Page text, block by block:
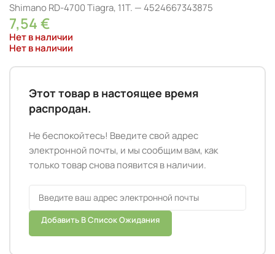
Shimano RD-4700 Tiagra, 11T. — 4524667343875
7,54€
Нет в наличии
Нет в наличии
Этот товар в настоящее время
распродан.
Не беспокойтесь! Введите свой адрес
электронной почты, и мы сообщим вам, как
только товар снова появится в наличии.
Добавить В Список Ожидания